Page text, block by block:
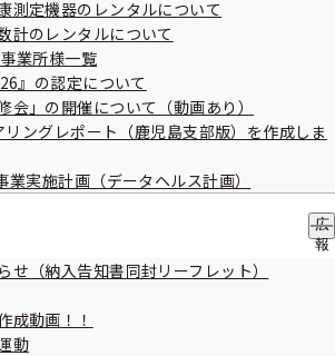
ュ
ー
測定機器のレンタルについて
計のレンタルについて
業所様一覧
』の認定について
会」の開催について（動画あり）
ングレポート（鹿児島支部版）を作成しま
実施計画（データヘルス計画）
広
報
せ（納入告知書同封リーフレット）
成動画！！
動
日
ト点検員の募集）を更新しました
年度よりバイオシミラー使用促進等事
す
６年能登半島地震により被災された皆
る一部負担金の免除について～